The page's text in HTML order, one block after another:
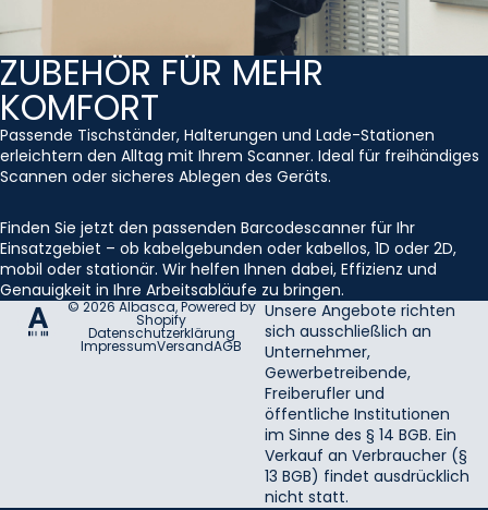
ZUBEHÖR FÜR MEHR
KOMFORT
Passende Tischständer, Halterungen und Lade-Stationen
erleichtern den Alltag mit Ihrem Scanner. Ideal für freihändiges
Scannen oder sicheres Ablegen des Geräts.
Finden Sie jetzt den passenden Barcodescanner für Ihr
Einsatzgebiet – ob kabelgebunden oder kabellos, 1D oder 2D,
mobil oder stationär. Wir helfen Ihnen dabei, Effizienz und
Genauigkeit in Ihre Arbeitsabläufe zu bringen.
© 2026Albasca, Powered by
Shopify
Datenschutzerklärung
ImpressumVersandAGB
Unsere Angebote richten
sich ausschließlich an
Unternehmer,
Gewerbetreibende,
Freiberufler und
öffentliche Institutionen
im Sinne des § 14 BGB. Ein
Verkauf an Verbraucher (§
13 BGB) findet ausdrücklich
nicht statt.